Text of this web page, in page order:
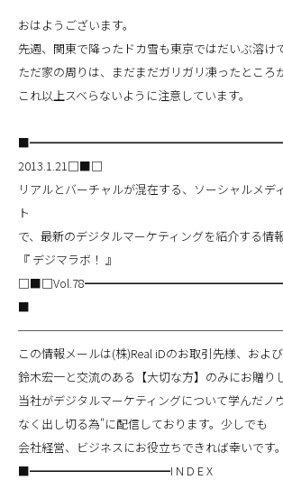
おはようございます。
先週、関東で降ったドカ雪も東京ではだいぶ溶け
ただ家の周りは、まだまだガリガリ凍ったところ
これ以上スベらないように注意しています。
2013.1.21□■□
リアルとバーチャルが混在する、ソーシャルメデ
ト
で、最新のデジタルマーケティングを紹介する情
『 デジマラボ！ 』
■
この情報メールは(株)Real iDのお取引先様、およ
鈴木宏一と交流のある【大切な方】のみにお贈り
当社がデジタルマーケティングについて学んだノ
なく出し切る為"に配信しております。少しでも
会社経営、ビジネスにお役立ちできれば幸いです。
■━━━━━━━━━━━━I N D E X